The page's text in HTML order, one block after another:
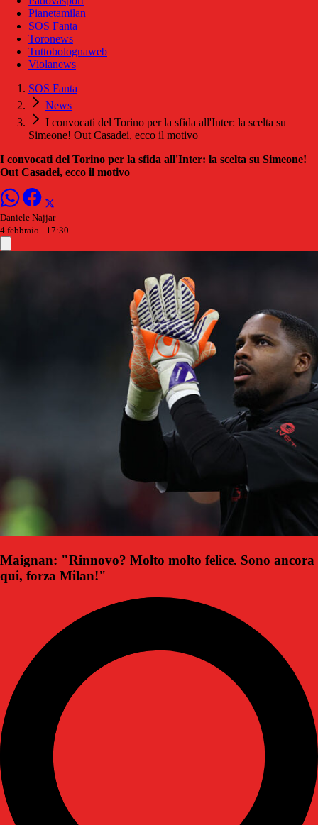
Pianetamilan
SOS Fanta
Toronews
Tuttobolognaweb
Violanews
SOS Fanta
News
I convocati del Torino per la sfida all'Inter: la scelta su
Simeone! Out Casadei, ecco il motivo
I convocati del Torino per la sfida all'Inter: la scelta su Simeone!
Out Casadei, ecco il motivo
Daniele Najjar
4 febbraio - 17:30
Maignan: "Rinnovo? Molto molto felice. Sono ancora
qui, forza Milan!"